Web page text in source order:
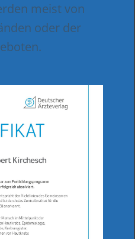
meist von
oder der